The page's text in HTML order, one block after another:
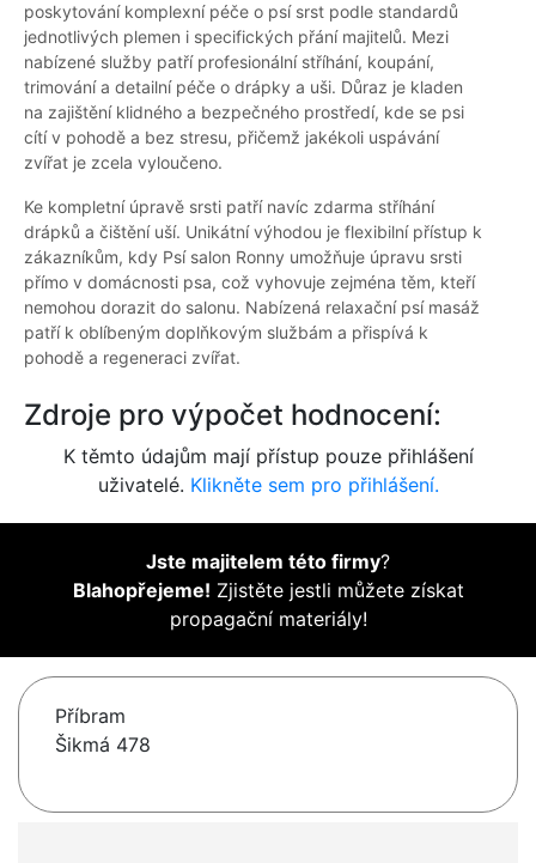
poskytování komplexní péče o psí srst podle standardů
jednotlivých plemen i specifických přání majitelů. Mezi
nabízené služby patří profesionální stříhání, koupání,
trimování a detailní péče o drápky a uši. Důraz je kladen
na zajištění klidného a bezpečného prostředí, kde se psi
cítí v pohodě a bez stresu, přičemž jakékoli uspávání
zvířat je zcela vyloučeno.
Ke kompletní úpravě srsti patří navíc zdarma stříhání
drápků a čištění uší. Unikátní výhodou je flexibilní přístup k
zákazníkům, kdy Psí salon Ronny umožňuje úpravu srsti
přímo v domácnosti psa, což vyhovuje zejména těm, kteří
nemohou dorazit do salonu. Nabízená relaxační psí masáž
patří k oblíbeným doplňkovým službám a přispívá k
pohodě a regeneraci zvířat.
Zdroje pro výpočet hodnocení:
K těmto údajům mají přístup pouze přihlášení
uživatelé. Klikněte sem pro přihlášení.
Jste majitelem této firmy?
Blahopřejeme! Zjistěte jestli můžete získat
propagační materiály!
Příbram
Šikmá 478